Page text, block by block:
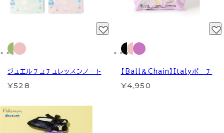
ジュエルチュチュレッスンノート
¥528
【Ball＆Chain】Italyポーチ
¥4,950